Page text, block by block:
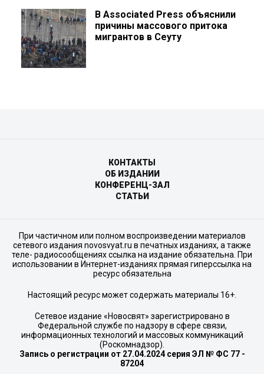
В Associated Press объяснили
причины массового притока
мигрантов в Сеуту
КОНТАКТЫ
ОБ ИЗДАНИИ
КОНФЕРЕНЦ-ЗАЛ
СТАТЬИ
При частичном или полном воспроизведении материалов
сетевого издания novosvyat.ru в печатных изданиях, а также
теле- радиосообщениях ссылка на издание обязательна. При
использовании в Интернет-изданиях прямая гиперссылка на
ресурс обязательна
Настоящий ресурс может содержать материалы 16+.
Сетевое издание «Новосвят» зарегистрировано в
Федеральной службе по надзору в сфере связи,
информационных технологий и массовых коммуникаций
(Роскомнадзор).
Запись о регистрации от 27.04.2024 серия ЭЛ № ФС 77 -
87204